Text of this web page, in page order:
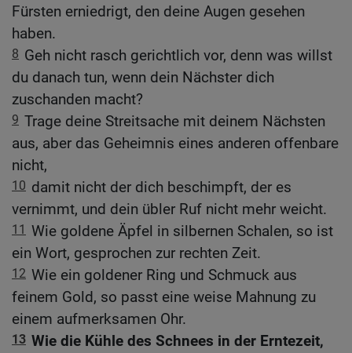
Fürsten erniedrigt, den deine Augen gesehen
haben.
8 Geh nicht rasch gerichtlich vor, denn was willst
du danach tun, wenn dein Nächster dich
zuschanden macht?
9 Trage deine Streitsache mit deinem Nächsten
aus, aber das Geheimnis eines anderen offenbare
nicht,
10 damit nicht der dich beschimpft, der es
vernimmt, und dein übler Ruf nicht mehr weicht.
11 Wie goldene Äpfel in silbernen Schalen, so ist
ein Wort, gesprochen zur rechten Zeit.
12 Wie ein goldener Ring und Schmuck aus
feinem Gold, so passt eine weise Mahnung zu
einem aufmerksamen Ohr.
13 Wie die Kühle des Schnees in der Erntezeit,